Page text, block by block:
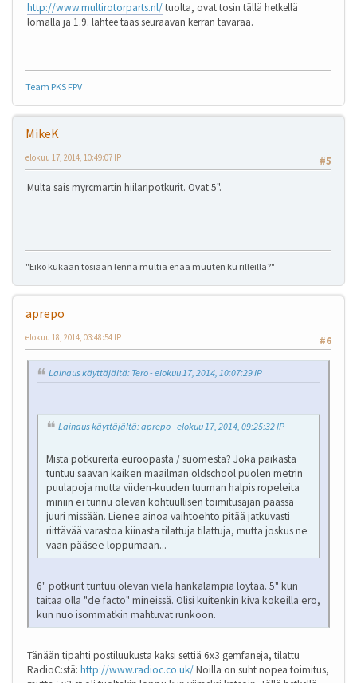
http://www.multirotorparts.nl/tuolta, ovat tosin tällä hetkellä
lomalla ja 1.9. lähtee taas seuraavan kerran tavaraa.
Team PKS FPV
MikeK
#5
elokuu 17, 2014, 10:49:07 IP
Multa sais myrcmartin hiilaripotkurit. Ovat 5".
"Eikö kukaan tosiaan lennä multia enää muuten ku rilleillä?"
aprepo
#6
elokuu 18, 2014, 03:48:54 IP
Lainaus käyttäjältä: Tero - elokuu 17, 2014, 10:07:29 IP
Lainaus käyttäjältä: aprepo - elokuu 17, 2014, 09:25:32 IP
Mistä potkureita euroopasta / suomesta? Joka paikasta
tuntuu saavan kaiken maailman oldschool puolen metrin
puulapoja mutta viiden-kuuden tuuman halpis ropeleita
miniin ei tunnu olevan kohtuullisen toimitusajan päässä
juuri missään. Lienee ainoa vaihtoehto pitää jatkuvasti
riittävää varastoa kiinasta tilattuja tilattuja, mutta joskus ne
vaan pääsee loppumaan...
6" potkurit tuntuu olevan vielä hankalampia löytää. 5" kun
taitaa olla "de facto" mineissä. Olisi kuitenkin kiva kokeilla ero,
kun nuo isommatkin mahtuvat runkoon.
Tänään tipahti postiluukusta kaksi settiä 6x3 gemfaneja, tilattu
RadioC:stä: http://www.radioc.co.uk/Noilla on suht nopea toimitus,